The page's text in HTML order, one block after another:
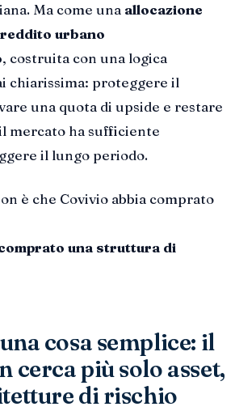
Ma come una allocazione
urbano
, costruita con una logica
chiarissima: proteggere il
una quota di upside e restare
mercato ha sufficiente
il lungo periodo.
è che Covivio abbia comprato
una struttura di
cosa semplice: il
cerca più solo asset,
di rischio